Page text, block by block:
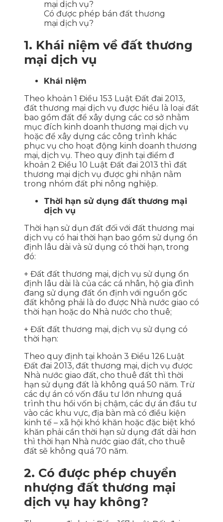
Có được phép bán đất thương
mại dịch vụ?
1. Khái niệm về đất thương
mại dịch vụ
Khái niệm
Theo khoản 1 Điều 153 Luật Đất đai 2013,
đất thương mại dịch vụ được hiểu là loại đất
bao gồm đất để xây dựng các cơ sở nhằm
mục đích kinh doanh thương mại dịch vụ
hoặc để xây dựng các công trình khác
phục vụ cho hoạt động kinh doanh thương
mại, dịch vụ. Theo quy định tại điểm đ
khoản 2 Điều 10 Luật Đất đai 2013 thì đất
thương mại dịch vụ được ghi nhận nằm
trong nhóm đất phi nông nghiệp.
Thời hạn sử dụng đất thương mại
dịch vụ
Thời hạn sử dụn đất đối với đất thương mại
dịch vụ có hai thời hạn bao gồm sử dụng ổn
định lâu dài và sử dụng có thời hạn, trong
đó:
+ Đất đất thương mại, dịch vụ sử dụng ổn
định lâu dài là của các cá nhân, hộ gia đình
đang sử dụng đất ổn định với nguồn gốc
đất không phải là do được Nhà nước giao có
thời hạn hoặc do Nhà nước cho thuê;
+ Đất đất thương mại, dịch vụ sử dụng có
thời hạn:
Theo quy định tại khoản 3 Điều 126 Luật
Đất đai 2013, đất thương mại, dịch vụ được
Nhà nước giao đất, cho thuê đất thì thời
hạn sử dụng đất là không quá 50 năm. Trừ
các dự án có vốn đầu tư lớn nhưng quá
trình thu hồi vốn bị chậm, các dự án đầu tư
vào các khu vực, địa bàn mà có điều kiện
kinh tế – xã hội khó khăn hoặc đặc biệt khó
khăn phải cần thời hạn sử dụng đất dài hơn
thì thời hạn Nhà nước giao đất, cho thuê
đất sẽ không quá 70 năm.
2. Có được phép chuyển
nhượng đất thương mại
dịch vụ hay không?